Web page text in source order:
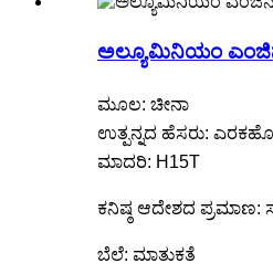
ಅಲ್ಯೂಮಿನಿಯಂ
ಮೂಲ: ಚೀನಾ
ಉತ್ಪನ್ನದ ಹೆಸರು:
ಮಾದರಿ: H15T
ಕನಿಷ್ಠ ಆದೇಶದ
ಬೆಲೆ: ಮಾತುಕತೆ